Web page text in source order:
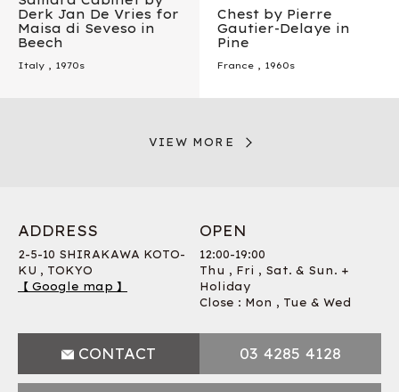
Derk Jan De Vries for
Maisa di Seveso in
Beech
Italy , 1970s
Chest by Pierre
Gautier-Delaye in
Pine
France , 1960s
VIEW MORE
ADDRESS
2-5-10 SHIRAKAWA KOTO-
KU , TOKYO
【 Google map 】
OPEN
12:00-19:00
Thu , Fri , Sat. & Sun. +
Holiday
Close : Mon , Tue & Wed
CONTACT 03 4285 4128